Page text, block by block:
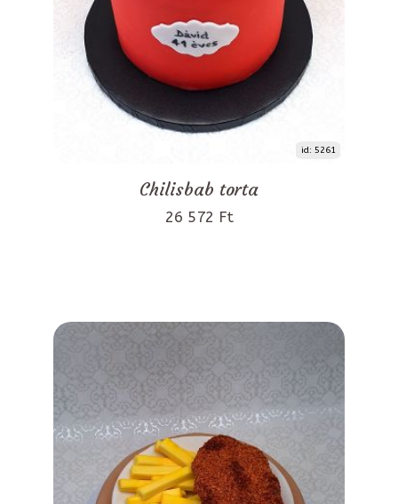
id: 5261
Chilisbab torta
26 572 Ft